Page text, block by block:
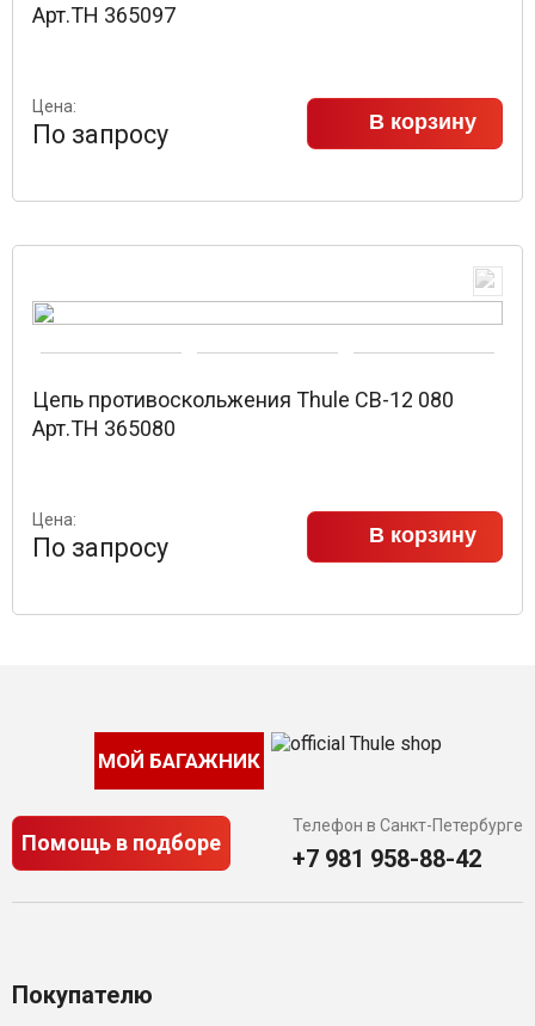
Арт.TH 365097
Цена:
По запросу В корзину
Цепь противоскольжения Thule CB-12 080
Арт.TH 365080
Цена:
По запросу В корзину
МОЙ БАГАЖНИК
Помощь в подборе
Телефон в Санкт-Петербурге
+7 981 958-88-42
Покупателю